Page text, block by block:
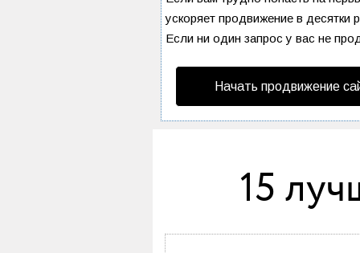
ускоряет продвижение в десятки
Если ни один запрос у вас не
Начать продвижение
15